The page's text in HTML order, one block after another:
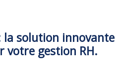
la solution innovante
gestion RH.